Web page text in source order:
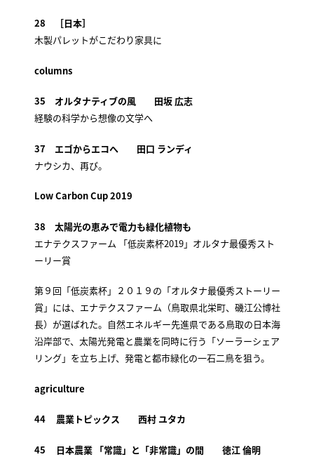
28 ［日本］
木製パレットがこだわり家具に
columns
35 オルタナティブの風 田坂 広志
経験の科学から想像の文学へ
37 エゴからエコへ 田口 ランディ
ナウシカ、再び。
Low Carbon Cup 2019
38 太陽光の恵みで電力も緑化植物も
エナテクスファーム 「低炭素杯2019」オルタナ最優秀スト
ーリー賞
第９回「低炭素杯」２０１９の「オルタナ最優秀ストーリー
賞」には、エナテクスファーム（鳥取県北栄町、磯江公博社
長）が選ばれた。自然エネルギー先進県である鳥取の日本海
沿岸部で、太陽光発電と農業を同時に行う「ソーラーシェア
リング」を立ち上げ、発電と都市緑化の一石二鳥を狙う。
agriculture
44 農業トピックス 西村 ユタカ
45 日本農業 「常識」と「非常識」の間 徳江 倫明